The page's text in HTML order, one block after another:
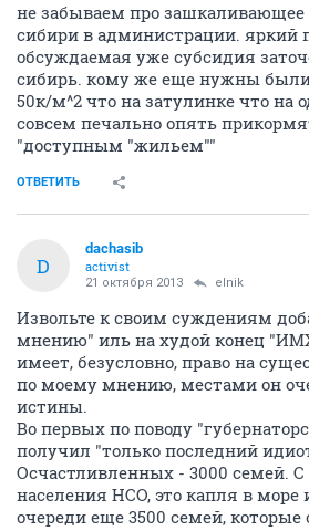
не забываем про зашкаливающее
сибири в администрации. яркий
обсуждаемая уже субсидия
сибирь. кому же еще нужны
50к/м^2 что на затулинке что на
совсем печально опять
"доступным "жильем""
ОТВЕТИТЬ
D
dachasib
activist
21 октября 2013 elnik
Извольте к своим суждениям
мнению" иль на худой конец
имеет, безусловно, право на
по моему мнению, местами он
истины.
Во первых по поводу
получил "только последний
Осчастливленных - 3000 семей.
населения НСО, это капля в
очереди еще 3500 семей, которые